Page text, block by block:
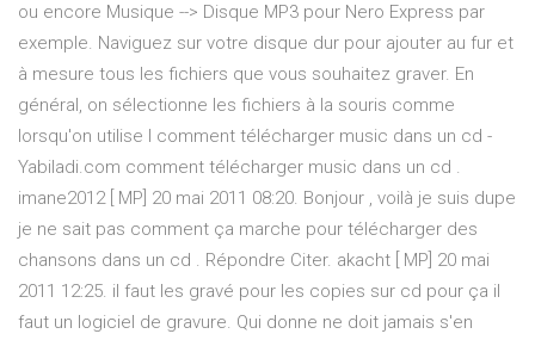
ou encore Musique --> Disque MP3 pour Nero Express par
exemple. Naviguez sur votre disque dur pour ajouter au fur et
à mesure tous les fichiers que vous souhaitez graver. En
général, on sélectionne les fichiers à la souris comme
lorsqu'on utilise l comment télécharger music dans un cd -
Yabiladi.com comment télécharger music dans un cd .
imane2012 [ MP] 20 mai 2011 08:20. Bonjour , voilà je suis dupe
je ne sait pas comment ça marche pour télécharger des
chansons dans un cd . Répondre Citer. akacht [ MP] 20 mai
2011 12:25. il faut les gravé pour les copies sur cd pour ça il
faut un logiciel de gravure. Qui donne ne doit jamais s'en